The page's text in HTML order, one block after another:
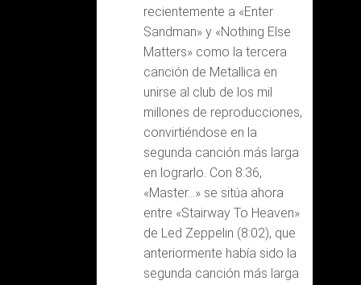
recientemente a «Enter
Sandman» y «Nothing Else
Matters» como la tercera
canción de Metallica en
unirse al club de los mil
millones de reproducciones,
convirtiéndose en la
segunda canción más larga
en lograrlo. Con 8:36,
«Master…» se sitúa ahora
entre «Stairway To Heaven»
de Led Zeppelin (8:02), que
anteriormente había sido la
segunda canción más larga